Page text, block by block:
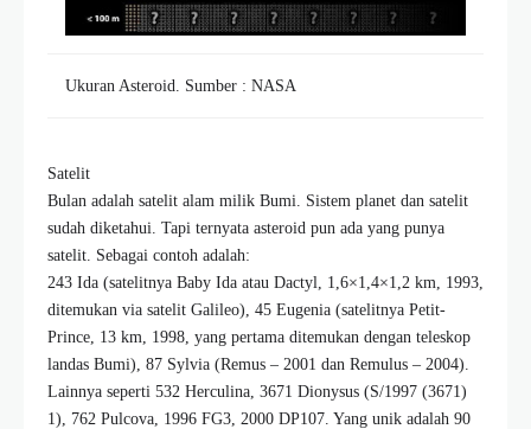
Ukuran Asteroid. Sumber : NASA
Satelit
Bulan adalah satelit alam milik Bumi. Sistem planet dan satelit
sudah diketahui. Tapi ternyata asteroid pun ada yang punya
satelit. Sebagai contoh adalah:
243 Ida (satelitnya Baby Ida atau Dactyl, 1,6×1,4×1,2 km, 1993,
ditemukan via satelit Galileo), 45 Eugenia (satelitnya Petit-
Prince, 13 km, 1998, yang pertama ditemukan dengan teleskop
landas Bumi), 87 Sylvia (Remus – 2001 dan Remulus – 2004).
Lainnya seperti 532 Herculina, 3671 Dionysus (S/1997 (3671)
1), 762 Pulcova, 1996 FG3, 2000 DP107. Yang unik adalah 90